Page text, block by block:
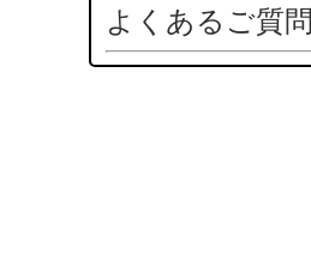
よくあるご質問